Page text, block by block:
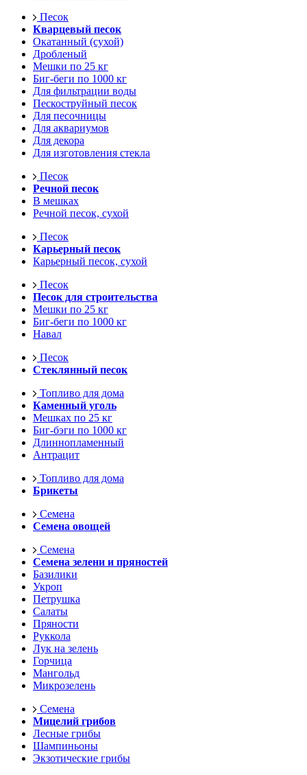
Песок
Кварцевый песок
Окатанный (сухой)
Дробленый
Мешки по 25 кг
Биг-беги по 1000 кг
Для фильтрации воды
Пескоструйный песок
Для песочницы
Для аквариумов
Для декора
Для изготовления стекла
Песок
Речной песок
В мешках
Речной песок, сухой
Песок
Карьерный песок
Карьерный песок, сухой
Песок
Песок для строительства
Мешки по 25 кг
Биг-беги по 1000 кг
Навал
Песок
Стеклянный песок
Топливо для дома
Каменный уголь
Мешках по 25 кг
Биг-бэги по 1000 кг
Длиннопламенный
Антрацит
Топливо для дома
Брикеты
Семена
Семена овощей
Семена
Семена зелени и пряностей
Базилики
Укроп
Петрушка
Салаты
Пряности
Руккола
Лук на зелень
Горчица
Мангольд
Микрозелень
Семена
Мицелий грибов
Лесные грибы
Шампиньоны
Экзотические грибы